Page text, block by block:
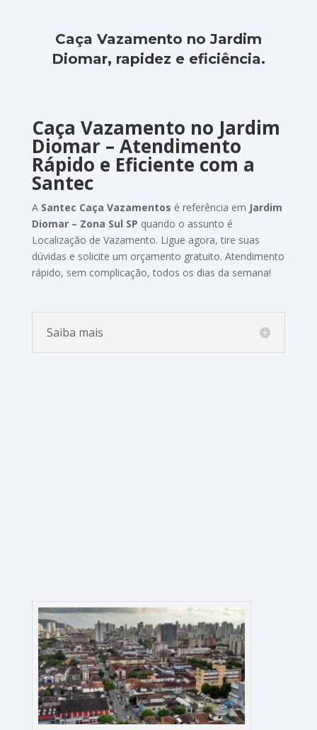
Caça Vazamento no Jardim
Diomar, rapidez e eficiência.
Caça Vazamento no Jardim
Diomar– Atendimento
Rápido e Eficiente com a
Santec
A Santec Caça Vazamentos é referência em Jardim
Diomar – Zona Sul SP quando o assunto é
Localização de Vazamento. Ligue agora, tire suas
dúvidas e solicite um orçamento gratuito. Atendimento
rápido, sem complicação, todos os dias da semana!
Saiba mais